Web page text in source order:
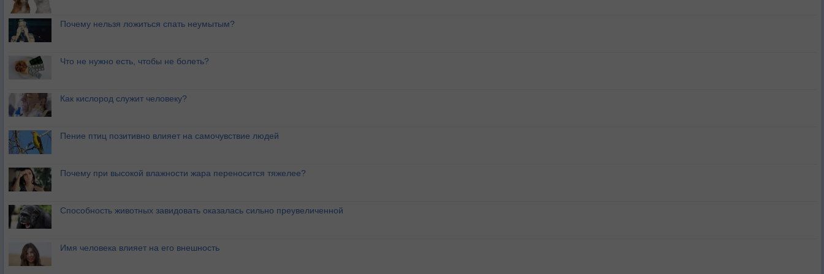
Почему нельзя ложиться спать неумытым?
Что не нужно есть, чтобы не болеть?
Как кислород служит человеку?
Пение птиц позитивно влияет на самочувствие людей
Почему при высокой влажности жара переносится тяжелее?
Способность животных завидовать оказалась сильно преувеличенной
Имя человека влияет на его внешность